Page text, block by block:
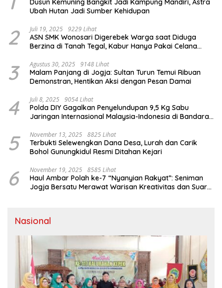
Dusun Kemuning Bangkit Jadi Kampung Mandiri, Astra
Ubah Hutan Jadi Sumber Kehidupan
2 Juli 19, 2025 9229 Lihat
ASN SMK Wonosari Digerebek Warga saat Diduga
Berzina di Tanah Tegal, Kabur Hanya Pakai Celana
3 Agustus 30, 2025 9148 Lihat
Malam Panjang di Jogja: Sultan Turun Temui Ribuan
Demonstran, Hentikan Aksi dengan Pesan Damai
4 Juli 8, 2025 9054 Lihat
Polda DIY Gagalkan Penyelundupan 9,5 Kg Sabu
Jaringan Internasional Malaysia-Indonesia di Bandara
5 November 13, 2025 8825 Lihat
Terbukti Selewengkan Dana Desa, Lurah dan Carik
Bohol Gunungkidul Resmi Ditahan Kejari
6 November 19, 2025 8585 Lihat
Haul Ambar Polah ke-7 “Nyanyian Rakyat”: Seniman
Jogja Bersatu Merawat Warisan Kreativitas dan Suara
Nasional